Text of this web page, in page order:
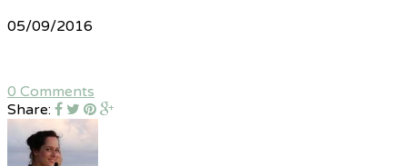
05/09/2016
0 Comments
Share: